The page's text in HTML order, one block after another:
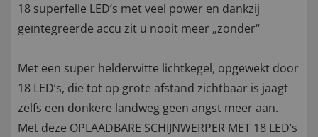
18 superfelle LED’s met veel power en dankzij
geïntegreerde accu zit u nooit meer „zonder“
Met een super helderwitte lichtkegel, opgewekt door
18 LED’s, die tot op grote afstand zichtbaar is jaagt
zelfs een donkere landweg geen angst meer aan.
Met deze OPLAADBARE SCHIJNWERPER MET 18 LED’s